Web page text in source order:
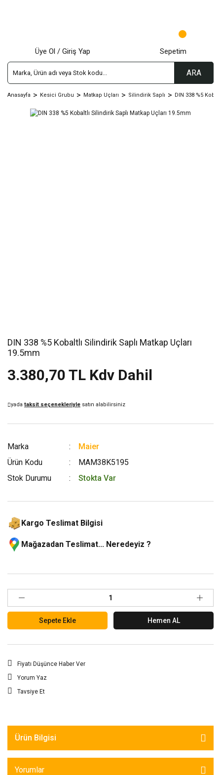
ARA
Üye Ol / Giriş Yap Sepetim
Anasayfa Kesici Grubu Matkap Uçları Silindirik Saplı DIN 338 %5
DIN 338 %5 Kobaltlı Silindirik Saplı Matkap Uçları
19.5mm
3.380,70 TL Kdv Dahil
yada taksit seçenekleriyle satın alabilirsiniz
Marka
Maier
Ürün Kodu
MAM38K5195
Stok Durumu
Stokta Var
Kargo Teslimat Bilgisi
Mağazadan Teslimat... Neredeyiz ?
Sepete Ekle Hemen AL
Fiyatı Düşünce Haber Ver
Yorum Yaz
Tavsiye Et
Ürün Bilgisi
Yorumlar